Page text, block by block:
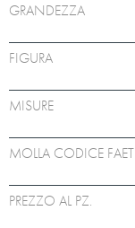
GRANDEZZA
FIGURA
MISURE
MOLLA CODICE FAET
PREZZO AL PZ.